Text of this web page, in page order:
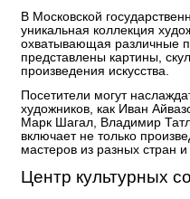
В Московской
уникальная коллекция
охватывающая различные
представлены картины,
произведения искусства.
Посетители могут
художников, как Иван
Марк Шагал, Владимир
включает не только
мастеров из разных стран и
Центр культурных